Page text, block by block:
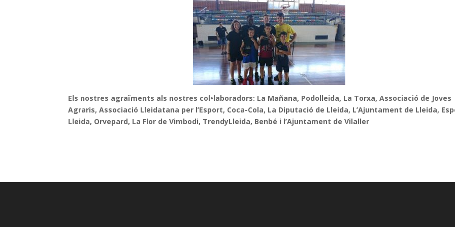
Els nostres agraïments als nostres col•laboradors: La Mañana, Podolleida, La Torxa, Associació de Joves
Agraris, Associació Lleidatana per l’Esport, Coca-Cola, La Diputació de Lleida, L’Ajuntament de Lleida,
Lleida, Orvepard, La Flor de Vimbodi, TrendyLleida, Benbé i l’Ajuntament de Vilaller